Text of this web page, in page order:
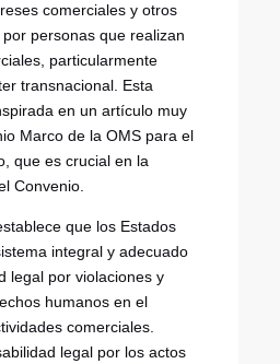
comerciales y otros
personas que realizan
particularmente
transnacional. Esta
en un artículo muy
Marco de la OMS para el
que es crucial en la
Convenio.
que los Estados
integral y adecuado
legal por violaciones y
humanos en el
comerciales.
legal por los actos